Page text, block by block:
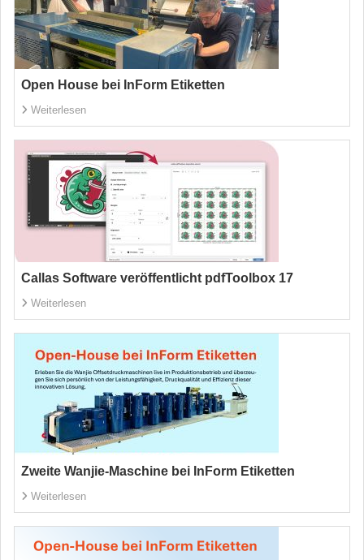
Open House bei InForm Etiketten
Weiterlesen
Callas Software veröffentlicht pdfToolbox 17
Weiterlesen
Zweite Wanjie-Maschine bei InForm Etiketten
Weiterlesen